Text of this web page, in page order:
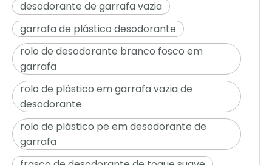
desodorante de garrafa vazia
garrafa de plástico desodorante
rolo de desodorante branco fosco em
garrafa
rolo de plástico em garrafa vazia de
desodorante
rolo de plástico pe em desodorante de
garrafa